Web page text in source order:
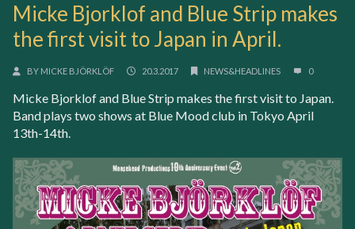
Micke Bjorklof and Blue Strip makes
the first visit to Japan in April.
BY MICKE BJÖRKLÖF 20.3.2017 NEWS&HEADLINES 0
Micke Bjorklof and Blue Strip makes the first visit to Japan.
Band plays two shows at Blue Mood club in Tokyo April
13th-14th.